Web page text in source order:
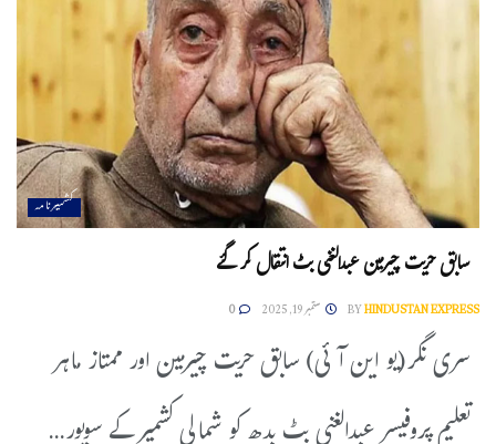
کشمیرنامہ
سابق حریت چیرمین عبدالغنی بٹ انتقال کر گئے
BYHINDUSTAN EXPRESS ستمبر 19, 2025 0
سری نگر(یو این آئی) سابق حریت چیرمین اور ممتاز ماہر